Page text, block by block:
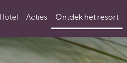
Hotel Acties Ontdek het resort